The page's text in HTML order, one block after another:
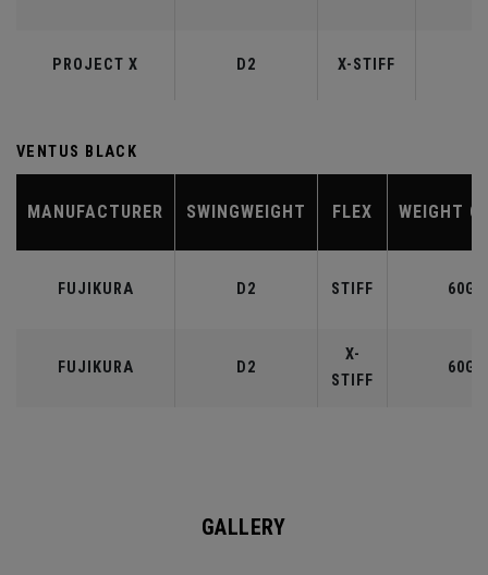
PROJECT X D2 X-STIFF
VENTUS BLACK
MANUFACTURER SWINGWEIGHT FLEX WEIGHT
FUJIKURA D2 STIFF 60G
FUJIKURA D2
X-
STIFF
60G
GALLERY